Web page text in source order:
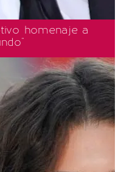
homenaje a